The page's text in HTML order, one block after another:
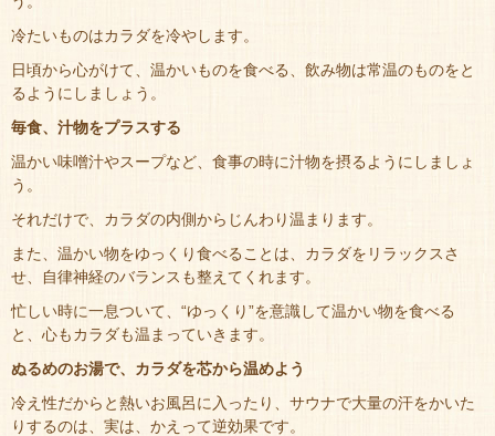
冷たいものはカラダを冷やします。
日頃から心がけて、温かいものを食べる、飲み物は常温のものをと
るようにしましょう。
毎食、汁物をプラスする
温かい味噌汁やスープなど、食事の時に汁物を摂るようにしましょ
う。
それだけで、カラダの内側からじんわり温まります。
また、温かい物をゆっくり食べることは、カラダをリラックスさ
せ、自律神経のバランスも整えてくれます。
忙しい時に一息ついて、“ゆっくり”を意識して温かい物を食べる
と、心もカラダも温まっていきます。
ぬるめのお湯で、カラダを芯から温めよう
冷え性だからと熱いお風呂に入ったり、サウナで大量の汗をかいた
りするのは、実は、かえって逆効果です。